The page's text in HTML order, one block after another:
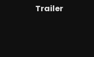
Trailer